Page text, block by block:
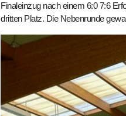
Finaleinzug nach einem 6:0 7:6
dritten Platz. Die Nebenrunde